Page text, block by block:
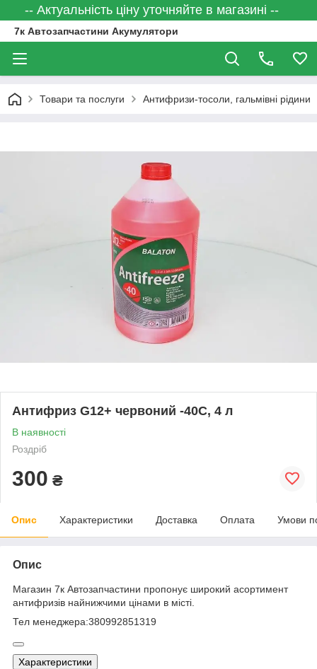
-- Актуальність ціну уточняйте в магазині --
7к Автозапчастини Акумулятори
Товари та послуги Антифризи-тосоли, гальмівні рідини
Антифриз G12+ червоний -40С, 4 л
В наявності
Роздріб
300 ₴
Опис Характеристики Доставка Оплата Умови
Опис
Магазин 7к Автозапчастини пропонує широкий асортимент
антифризів найнижчими цінами в місті.
Тел менеджера:380992851319
Характеристики